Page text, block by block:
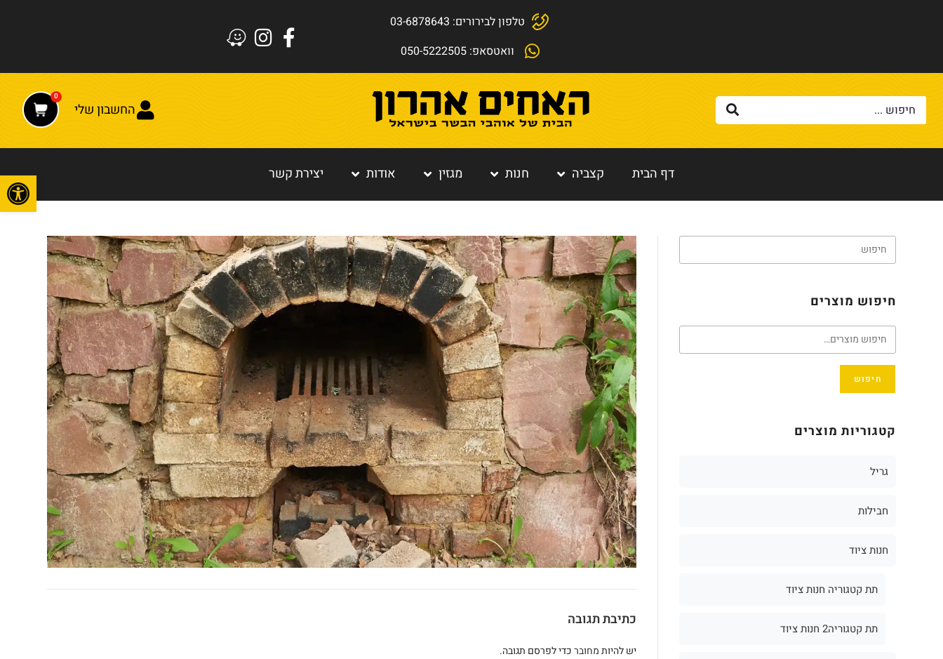
טלפון לבירורים: 03-6878643
וואטסאפ: 050-5222505
החשבון שלי
0
דף הבית קצביה חנות מגזין אודות יצירת קשר
כתיבת תגובה
יש להיותמחוברכדי לפרסם תגובה.
חיפוש מוצרים
חיפוש
קטגוריות מוצרים
גריל
חבילות
חנות ציוד
תת קטגוריה חנות ציוד
תת קטגוריה2 חנות ציוד